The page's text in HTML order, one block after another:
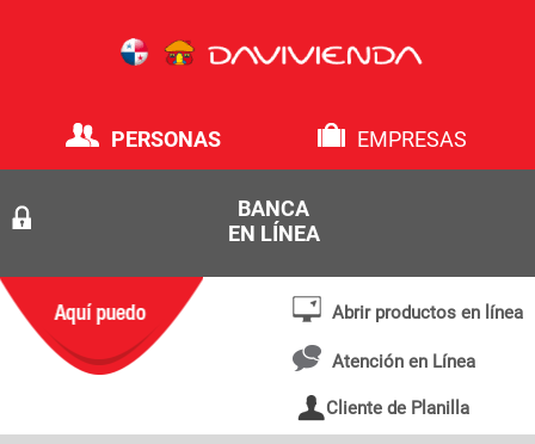
PERSONAS EMPRESAS
BANCA
EN LÍNEA
Cliente de Planilla
Abrir productos en línea
Atención en Línea